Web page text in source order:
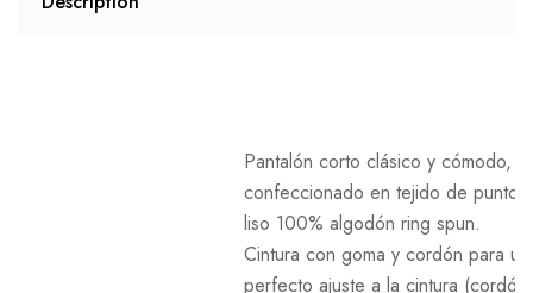
Pantalón corto clásico y cómodo,
confeccionado en tejido de punto
liso 100% algodón ring spun.
Cintura con goma y cordón para un
perfecto ajuste a la cintura (cordón